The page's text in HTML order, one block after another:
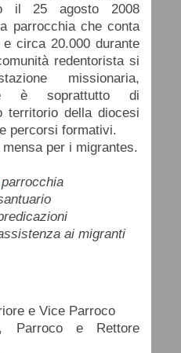
il 25 agosto 2008
parrocchia che conta
circa 20.000 durante
redentorista si
missionaria,
è soprattutto di
territorio della diocesi
percorsi formativi.
per i migrantes.
parrocchia
ai migranti
e Vice Parroco
Parroco e Rettore